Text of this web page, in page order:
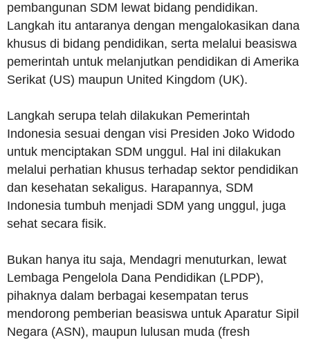
pembangunan SDM lewat bidang pendidikan.
Langkah itu antaranya dengan mengalokasikan dana
khusus di bidang pendidikan, serta melalui beasiswa
pemerintah untuk melanjutkan pendidikan di Amerika
Serikat (US) maupun United Kingdom (UK).
Langkah serupa telah dilakukan Pemerintah
Indonesia sesuai dengan visi Presiden Joko Widodo
untuk menciptakan SDM unggul. Hal ini dilakukan
melalui perhatian khusus terhadap sektor pendidikan
dan kesehatan sekaligus. Harapannya, SDM
Indonesia tumbuh menjadi SDM yang unggul, juga
sehat secara fisik.
Bukan hanya itu saja, Mendagri menuturkan, lewat
Lembaga Pengelola Dana Pendidikan (LPDP),
pihaknya dalam berbagai kesempatan terus
mendorong pemberian beasiswa untuk Aparatur Sipil
Negara (ASN), maupun lulusan muda (fresh